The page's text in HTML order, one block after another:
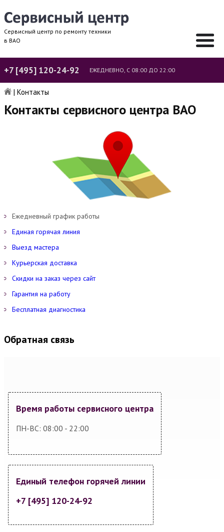
Сервисный центр по ремонту техники
в ВАО
+7 [495] 120-24-92 ЕЖЕДНЕВНО, С 08:00 ДО 22:00
| Контакты
Контакты сервисного центра ВАО
Ежедневный график работы
Единая горячая линия
Выезд мастера
Курьерская доставка
Скидки на заказ через сайт
Гарантия на работу
Бесплатная диагностика
Обратная связь
Время работы сервисного центра
ПН-ВС: 08:00 - 22:00
Единый телефон горячей линии
+7 [495] 120-24-92